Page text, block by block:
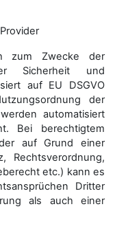
zum Zwecke der
Sicherheit und
auf EU DSGVO
der
auto­matisiert
Bei berechtigtem
auf Grund einer
Rechtsverordnung,
etc.) kann es
Dritter
als auch einer